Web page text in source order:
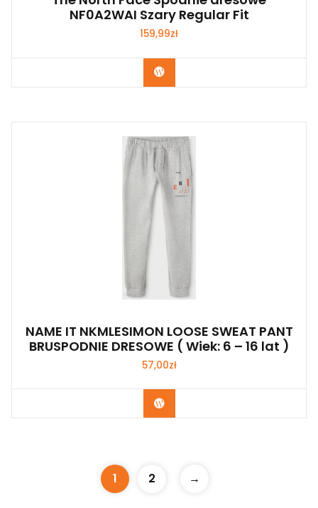
NF0A2WAI Szary Regular Fit
159,99zł
Kup Teraz
NAME IT NKMLESIMON LOOSE SWEAT PANT
BRUSPODNIE DRESOWE ( Wiek: 6 – 16 lat )
57,00zł
Kup Teraz
1 2 →